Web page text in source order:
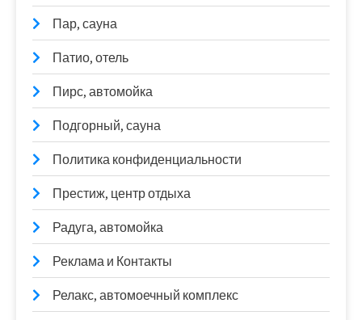
Пар, сауна
Патио, отель
Пирс, автомойка
Подгорный, сауна
Политика конфиденциальности
Престиж, центр отдыха
Радуга, автомойка
Реклама и Контакты
Релакс, автомоечный комплекс